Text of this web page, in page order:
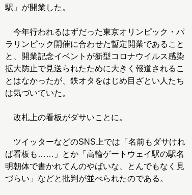
駅」が開業した。
今年行われるはずだった東京オリンピック・パ
ラリンピック開催に合わせた暫定開業であること
と、開業記念イベントが新型コロナウイルス感染
拡大防止で見送られたために大きく報道されるこ
とはなかったが、鉄オタをはじめ目ざとい人たち
は気づいていた。
改札上の看板がダサいことに。
ツイッターなどのSNS上では「名前もダサけれ
ば看板も……」とか「高輪ゲートウェイ駅の駅名
明朝体で書かれてんのやばいな、とんでもなく見
づらい」などと批判が並べられたのである。